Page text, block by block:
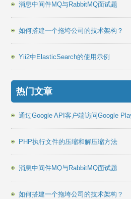
消息中间件MQ与RabbitMQ面试题
如何搭建一个拖垮公司的技术架构？
Yii2中ElasticSearch的使用示例
热门文章
通过Google API客户端访问Google
PHP执行文件的压缩和解压缩方法
消息中间件MQ与RabbitMQ面试题
如何搭建一个拖垮公司的技术架构？